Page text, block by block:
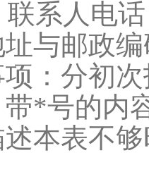
人电话
与邮政
：分初
*号的内
本表不